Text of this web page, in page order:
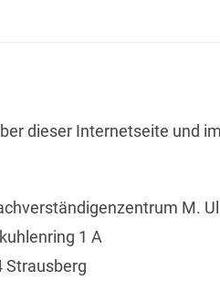
dieser Internetseite und
M.
1 A
Strausberg